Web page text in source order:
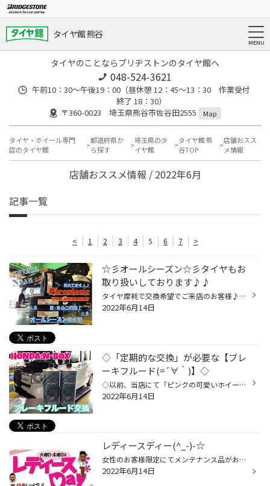
タイヤ館 熊谷
タイヤのことならブリヂストンのタイヤ館へ
048-524-3621
午前10：30～午後19：00（昼休憩 12：45～13：30 作業受付
終了 18：30）
〒360-0023 埼玉県熊谷市佐谷田2555
Map
タイヤ・ホイール専門
店のタイヤ館
都道府県か
ら探す
埼玉県のタ
イヤ館
タイヤ館 熊
谷TOP
店舗おスス
メ情報
店舗おススメ情報 / 2022年6月
記事一覧
< 1 2 3 4 5 6 7 >
☆彡オールシーズン☆彡タイヤもお
取り扱いしております♪♪
タイヤ摩耗で交換希望でご来店のお客様♪♪ 車種：トヨタ ノア AZR60G サイズ：195/65R15 91H この時期は、夏タイヤ販売/冬タイヤ販売も行っておりますので お客様の目的でお選びと、ご提案をさせて頂きます。 お手頃の夏タイヤをご希望でしたが、冬タイヤはお持ちではなく、冬検討 との話しでしたが...
2022年6月14日
◇「定期的な交換」が必要な【ブレ
ーキフルード(=´∀｀)】◇
◇以前、当店にて「ピンクの可愛いホイールをお取付」させて頂きましたお客様より お車のメンテナンスのご相談を頂き【ブレーキフルードの交換】作業を行いまぁす(。-∀-) ※使用するフルードはオーナー様の旦那様拘りの《プロジェクトミュー:G-four335》
2022年6月14日
レディースディー(^_-)-☆
女性のお客様限定にてメンテナンス品がお安くなります！！ 【※メンテナンス品とは⇒オイル・バッテリー・ワイパーなどの事です(=ﾟωﾟ)ﾉ】 男性のお客様も女性同伴ならOK！！ そして レディースデイ限定企画として、 商品をご購入いただいた女性のお客様に粗品をプレゼント！！ 普段、お車のメンテナン...
2022年6月14日